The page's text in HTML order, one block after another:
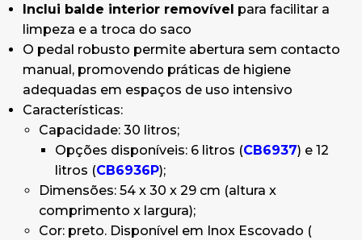
Inclui balde interior removível para facilitar a
limpeza e a troca do saco
O pedal robusto permite abertura sem contacto
manual, promovendo práticas de higiene
adequadas em espaços de uso intensivo
Características:
Capacidade: 30 litros;
Opções disponíveis: 6 litros (CB6937) e 12
litros (CB6936P);
Dimensões: 54 x 30 x 29 cm (altura x
comprimento x largura);
Cor: preto. Disponível em Inox Escovado (